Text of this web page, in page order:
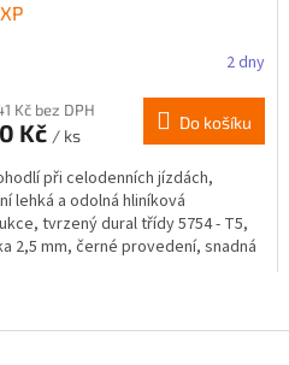
2 dny
Kč bez DPH
Kč / ks
Do košíku
při celodenních jízdách,
lehká a odolná hliníková
tvrzený dural třídy 5754 - T5,
2,5 mm, černé provedení, snadná